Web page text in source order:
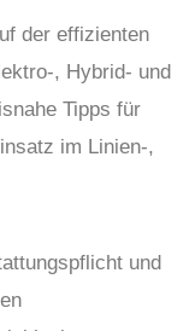
der effizienten
, Hybrid- und
Tipps für
im Linien-,
und